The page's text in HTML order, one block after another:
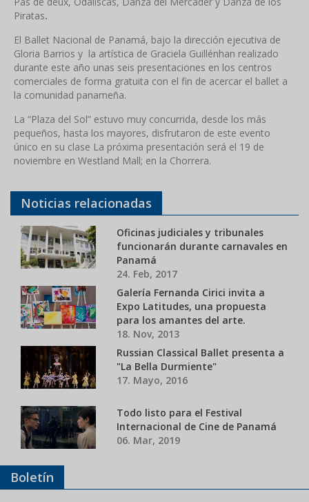
Piratas.
El Ballet Nacional de Panamá, bajo la dirección ejecutiva de
Gloria Barrios y la artística de Graciela Guillénhan realizado
durante este año unas seis presentaciones en los centros
comerciales de forma gratuita con el fin de acercar el ballet a
la comunidad panameña.
La “Plaza del Sol” estuvo muy concurrida, desde los más
pequeños, hasta los mayores, disfrutaron de este evento
único en su clase La próxima presentación será el 19 de
noviembre en Westland Mall; en la Chorrera.
Noticias relacionadas
Oficinas judiciales y tribunales
funcionarán durante carnavales en
Panamá
24. Feb, 2017
Galería Fernanda Cirici invita a
Expo Latitudes, una propuesta
para los amantes del arte.
18. Nov, 2013
Russian Classical Ballet presenta a
"La Bella Durmiente"
17. Mayo, 2016
Todo listo para el Festival
Internacional de Cine de Panamá
06. Mar, 2019
Boletín